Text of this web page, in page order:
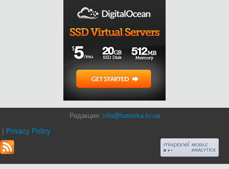
Редакция: info@tusovka.kr.ua
| Privacy Policy